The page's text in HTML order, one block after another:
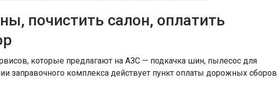
почистить салон, оплатить
которые предлагают на АЗС — подкачка шин, пылесос для
заправочного комплекса действует пункт оплаты дорожных сборов